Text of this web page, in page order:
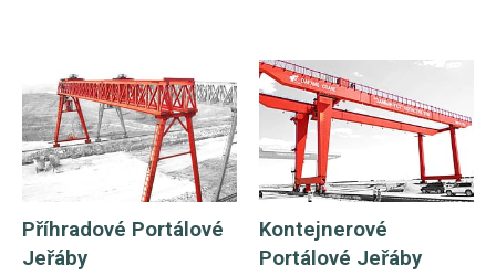
Příhradové Portálové
Jeřáby
Kontejnerové
Portálové Jeřáby